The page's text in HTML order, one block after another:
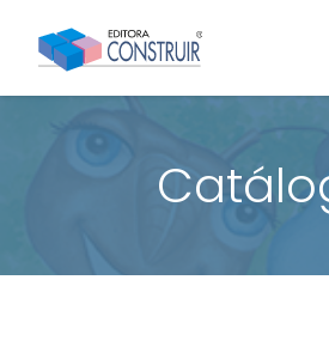
Institucional
Catálogo
Educação
Ensino